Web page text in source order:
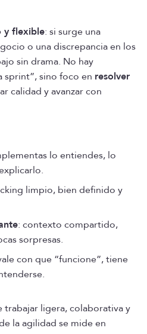
y flexible: si surge una
o una discrepancia en los
sin drama. No hay
sino foco en resolver
calidad y avanzar con
lo entiendes, lo
limpio, bien definido y
: contexto compartido,
sorpresas.
con que “funcione”, tiene
trabajar ligera, colaborativa y
la agilidad se mide en